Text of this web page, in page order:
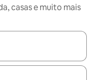
casas e muito mais
explore-os